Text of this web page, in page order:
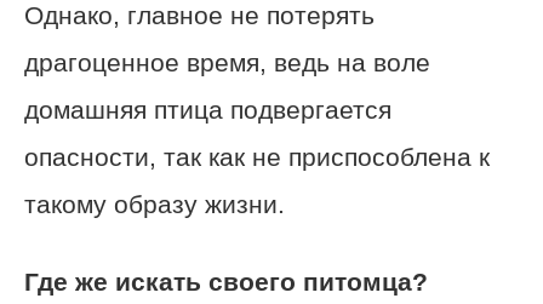
Однако, главное не потерять
драгоценное время, ведь на воле
домашняя птица подвергается
опасности, так как не приспособлена к
такому образу жизни.
Где же искать своего питомца?